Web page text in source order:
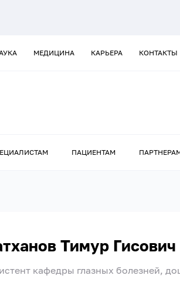
МЕДИЦИНА КАРЬЕРА КОНТАКТЫ
ПАЦИЕНТАМ
Тимур Гисович
кафедры глазных болезней,